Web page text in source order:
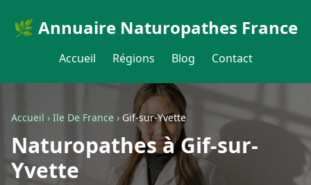
🌿 Annuaire Naturopathes France
Accueil Régions Blog Contact
Accueil › Ile De France › Gif-sur-Yvette
Naturopathes à Gif-sur-
Yvette